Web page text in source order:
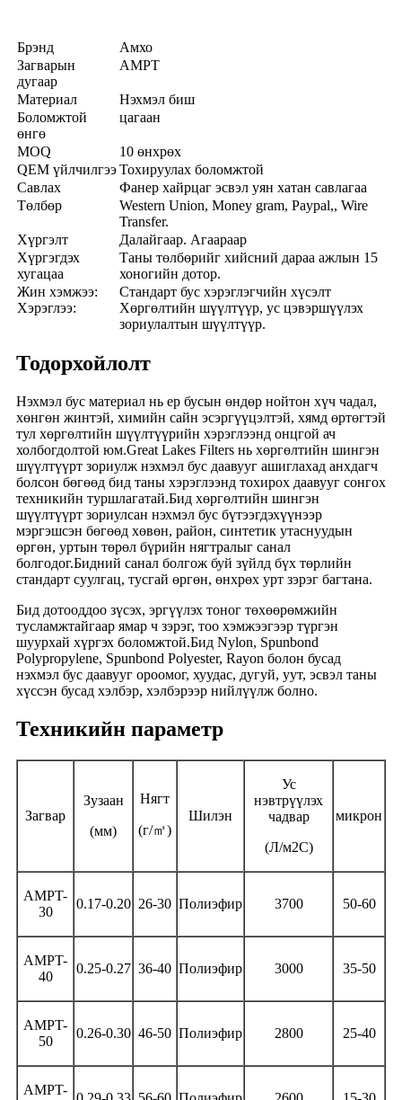
Брэнд
Амхо
Загварын
дугаар
AMPT
Материал
Нэхмэл биш
Боломжтой
өнгө
цагаан
MOQ
10 өнхрөх
QEM үйлчилгээТохируулах боломжтой
Савлах
Фанер хайрцаг эсвэл уян хатан савлагаа
Төлбөр
Western Union, Money gram, Paypal,, Wire
Transfer.
Хүргэлт
Далайгаар. Агаараар
Хүргэгдэх
хугацаа
Таны төлбөрийг хийсний дараа ажлын 15
хоногийн дотор.
Жин хэмжээ:
Хэрэглээ:
Стандарт бус хэрэглэгчийн хүсэлт
Хөргөлтийн шүүлтүүр, ус цэвэршүүлэх
зориулалтын шүүлтүүр.
Тодорхойлолт
Нэхмэл бус материал нь ер бусын өндөр нойтон хүч чадал,
хөнгөн жинтэй, химийн сайн эсэргүүцэлтэй, хямд өртөгтэй
тул хөргөлтийн шүүлтүүрийн хэрэглээнд онцгой ач
холбогдолтой юм.Great Lakes Filters нь хөргөлтийн шингэн
шүүлтүүрт зориулж нэхмэл бус даавууг ашиглахад анхдагч
болсон бөгөөд бид таны хэрэглээнд тохирох даавууг сонгох
техникийн туршлагатай.Бид хөргөлтийн шингэн
шүүлтүүрт зориулсан нэхмэл бус бүтээгдэхүүнээр
мэргэшсэн бөгөөд хөвөн, район, синтетик утаснуудын
өргөн, уртын төрөл бүрийн нягтралыг санал
болгодог.Бидний санал болгож буй зүйлд бүх төрлийн
стандарт суулгац, тусгай өргөн, өнхрөх урт зэрэг багтана.
Бид дотооддоо зүсэх, эргүүлэх тоног төхөөрөмжийн
тусламжтайгаар ямар ч зэрэг, тоо хэмжээгээр түргэн
шуурхай хүргэх боломжтой.Бид Nylon, Spunbond
Polypropylene, Spunbond Polyester, Rayon болон бусад
нэхмэл бус даавууг ороомог, хуудас, дугуй, уут, эсвэл таны
хүссэн бусад хэлбэр, хэлбэрээр нийлүүлж болно.
Техникийн параметр
Загвар
Зузаан
(мм)
Нягт
(г/㎡)
Шилэн
Ус
нэвтрүүлэх
чадвар
(Л/м2С)
микрон
AMPT-
30
0.17-0.20 26-30 Полиэфир 3700 50-60
AMPT-
40
0.25-0.27 36-40 Полиэфир 3000 35-50
AMPT-
50
0.26-0.30 46-50 Полиэфир 2800 25-40
AMPT-